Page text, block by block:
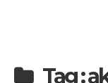
Tag :